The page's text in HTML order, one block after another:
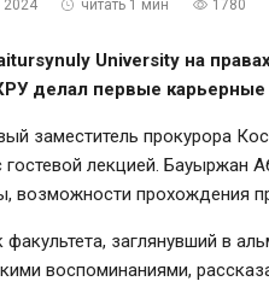
2024 читать 1 мин 1780
University на
делал первые карьерные
заместитель прокурора
лекцией. Бауыржан
возможности прохождения
заглянувший в
воспоминаниями,